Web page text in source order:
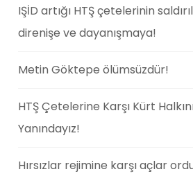
IŞİD artığı HTŞ çetelerinin
direnişe ve dayanışmaya!
Metin Göktepe ölümsüzdür!
HTŞ Çetelerine Karşı Kürt
Yanındayız!
Hırsızlar rejimine karşı açlar